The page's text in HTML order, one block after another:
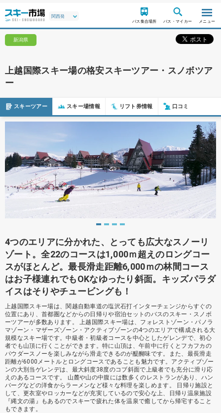
バス集合場所 バス・マイカー メニュー
新潟県
上越国際スキー場の格安スキーツアー・スノボツア
ー
スキーツアー スキー場情報 リフト券情報 口コミ
4つのエリアに分かれた、とっても広大なスノーリ
ゾート。全22のコースは1,000ｍ超えのロングコー
スがほとんど。最長滑走距離6,000ｍの林間コース
はお子様連れでもOKなゆったり斜面。キッズパラダ
イスはそりやチュービングも！
上越国際スキー場は、関越自動車道の塩沢石打インターチェンジからすぐの
位置にあり、首都圏などからの日帰りや宿泊セットのバスのスキー・スノボ
ーツアーが多数あります。 上越国際スキー場は、フォレストゾーン・パノラ
マゾーン・マザーズゾーン・アクティブゾーンの4つのエリアで構成される大
規模なスキー場です。中級者・初級者コースを中心としたゲレンデで、初心
者でも山頂に行くことができます。特に山頂は、午前中に行くとフカフカの
パウダースノーを楽しみながら滑走できるのが醍醐味です。また、最長滑走
距離が6000メートルとロングコースであることも魅力です。アクティブゾー
ンの大別当ゲレンデは、最大斜度38度のコブ斜面で上級者でも充分に滑り応
えのあるコースです。 山麓や山の中腹には数多くのレストランがあり、ハン
バーグなどの洋食からラーメンなど様々な料理を楽しめます。 日帰り施設と
して、更衣室やロッカーなどが充実しているので安心な上、日帰り温泉施設
『縄文の湯』もあるのでスキーで疲れた体を温泉で癒してから帰宅すること
もできます。